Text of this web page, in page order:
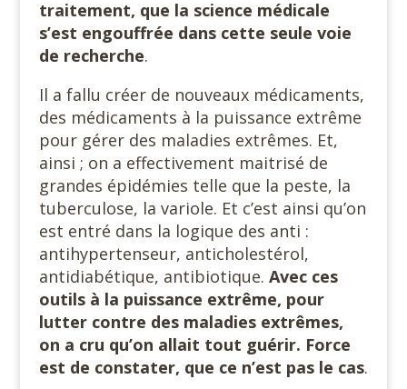
traitement, que la science médicale
s’est engouffrée dans cette seule voie
de recherche.
Il a fallu créer de nouveaux médicaments,
des médicaments à la puissance extrême
pour gérer des maladies extrêmes. Et,
ainsi ; on a effectivement maitrisé de
grandes épidémies telle que la peste, la
tuberculose, la variole. Et c’est ainsi qu’on
est entré dans la logique des anti :
antihypertenseur, anticholestérol,
antidiabétique, antibiotique. Avec ces
outils à la puissance extrême, pour
lutter contre des maladies extrêmes,
on a cru qu’on allait tout guérir. Force
est de constater, que ce n’est pas le cas.